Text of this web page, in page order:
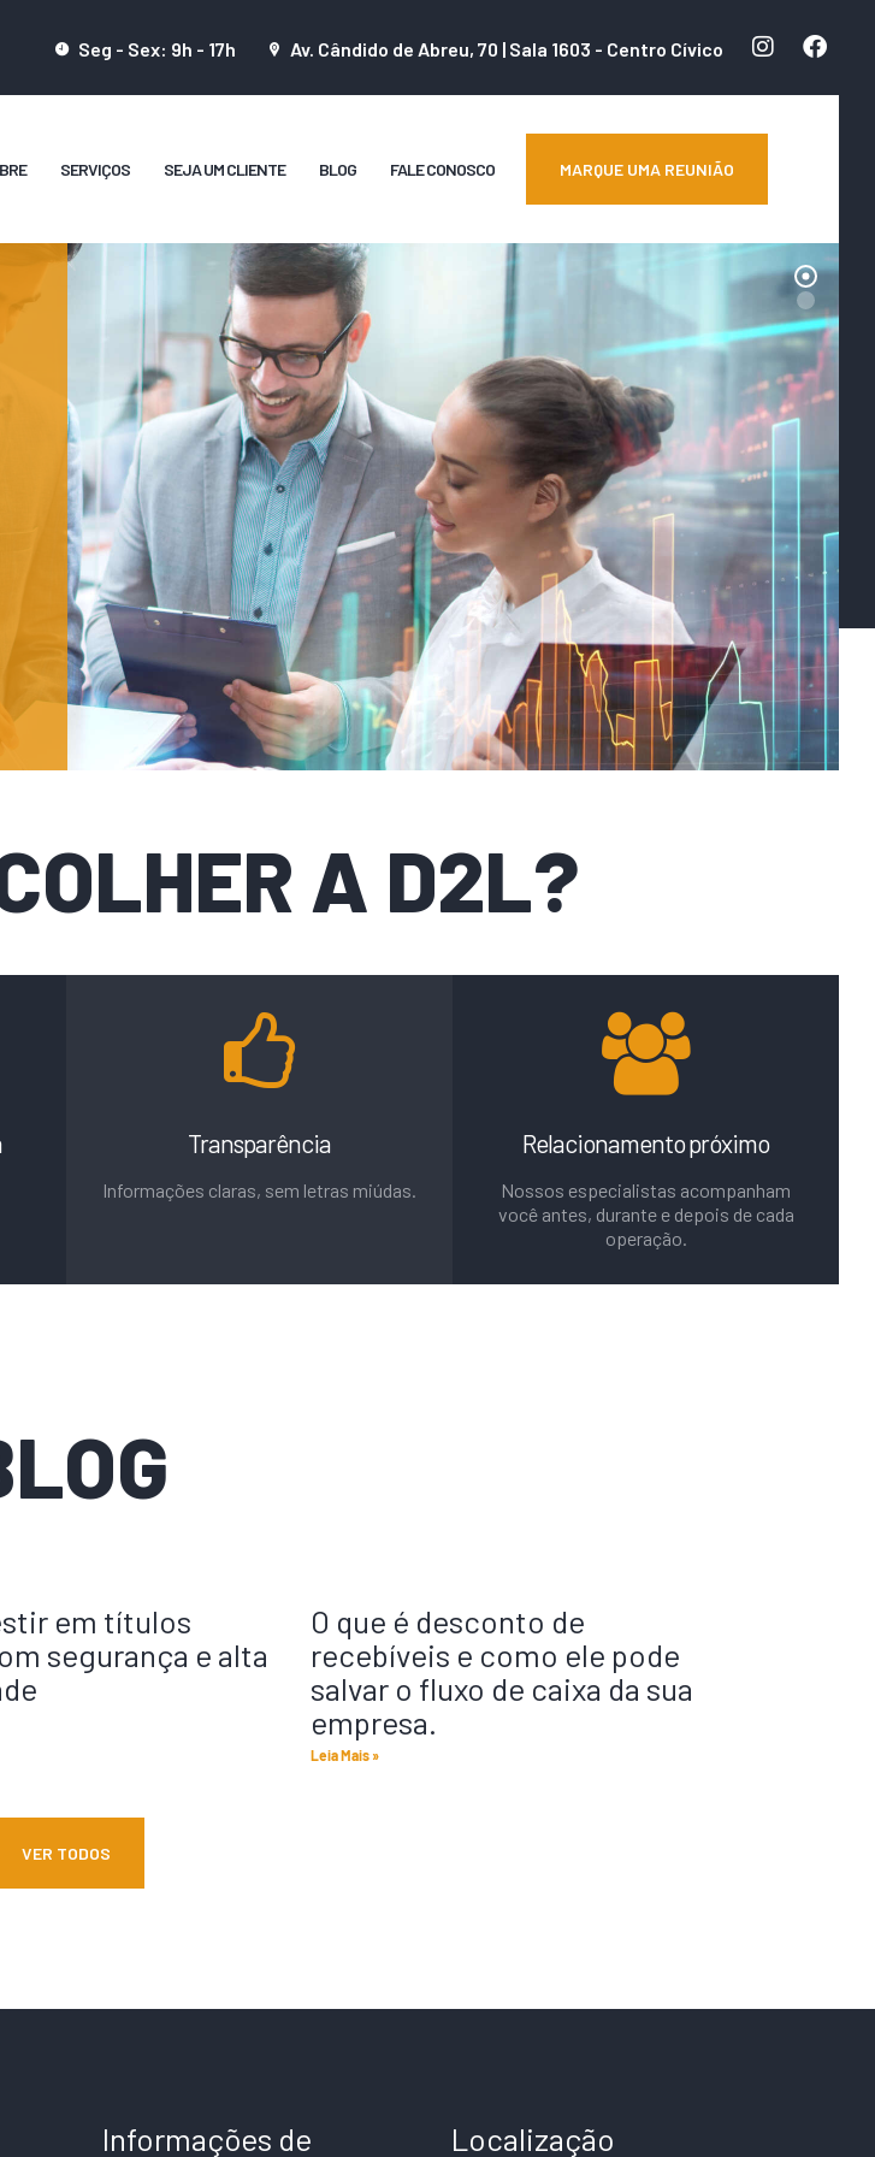
Seg - Sex: 9h - 17h Av. Cândido de Abreu, 70 | Sala 1603 - Centro Cívico
SERVIÇOS SEJA UM CLIENTE BLOG FALE CONOSCO MARQUE UMA REUNIÃO
A D2L?
Transparência
Informações claras, sem letras miúdas.
Relacionamento próximo
Nossos especialistas acompanham
você antes, durante e depois de cada
operação.
em títulos
segurança e alta
O que é desconto de
recebíveis e como ele pode
salvar o fluxo de caixa da sua
empresa.
Leia Mais »
VER TODOS
Informações de
Localização